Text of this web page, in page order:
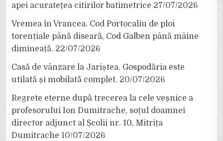
apei acuratețea citirilor batimetrice 27/07/2026
Vremea în Vrancea. Cod Portocaliu de ploi
torențiale până diseară, Cod Galben până mâine
dimineață. 22/07/2026
Casă de vânzare la Jariștea. Gospodăria este
utilată și mobilată complet. 20/07/2026
Regrete eterne după trecerea la cele veșnice a
profesorului Ion Dumitrache, soțul doamnei
director adjunct al Școlii nr. 10, Mitrița
Dumitrache 10/07/2026